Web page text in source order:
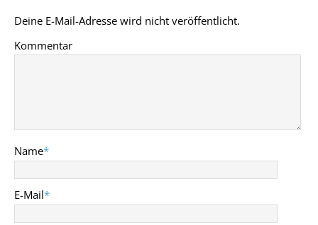
Deine E-Mail-Adresse wird nicht veröffentlicht.
Kommentar
Name*
E-Mail*